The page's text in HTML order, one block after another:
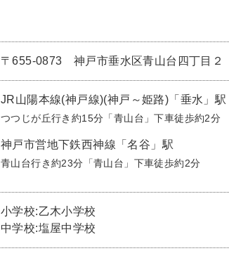
〒655-0873 神戸市垂水区青山台四丁目２
JR山陽本線(神戸線)(神戸～姫路)「垂水」駅
つつじが丘行き約15分「青山台」下車徒歩約2分
神戸市営地下鉄西神線「名谷」駅
青山台行き約23分「青山台」下車徒歩約2分
小学校:乙木小学校
中学校:塩屋中学校